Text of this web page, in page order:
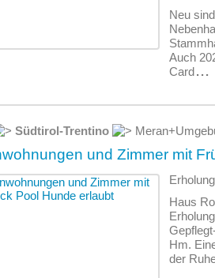
Neu
Auch
Card...
Südtirol-Trentino
und Zimmer mit
Haus
Hm.
der